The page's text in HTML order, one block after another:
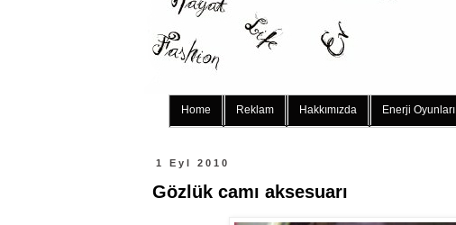
Home Reklam Hakkımızda Enerji Oyunları
1 Eyl 2010
Gözlük camı aksesuarı